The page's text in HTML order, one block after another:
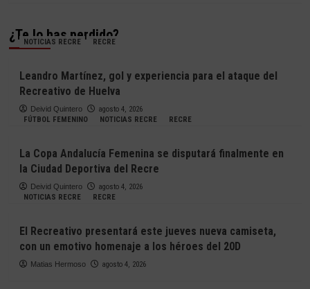
¿Te lo has perdido?
NOTICIAS RECRE RECRE
Leandro Martínez, gol y experiencia para el ataque del
Recreativo de Huelva
Deivid Quintero
agosto 4, 2026
FÚTBOL FEMENINO
NOTICIAS RECRE RECRE
La Copa Andalucía Femenina se disputará finalmente en
la Ciudad Deportiva del Recre
Deivid Quintero
agosto 4, 2026
NOTICIAS RECRE
RECRE
El Recreativo presentará este jueves nueva camiseta,
con un emotivo homenaje a los héroes del 20D
Matias Hermoso agosto 4, 2026